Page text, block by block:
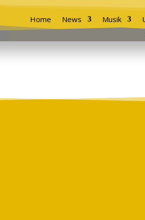
Home News Musik